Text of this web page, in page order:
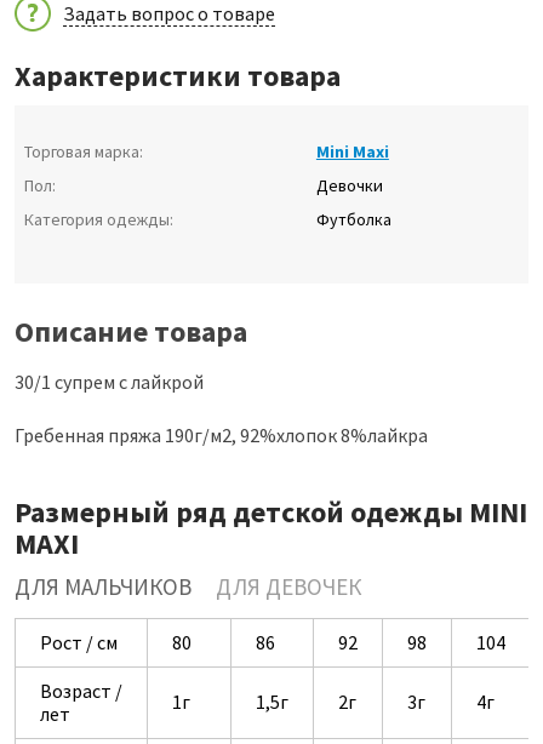
Задать вопрос о товаре
Характеристики товара
Торговая марка:
Mini Maxi
Пол:
Девочки
Категория одежды:
Футболка
Описание товара
30/1 супрем с лайкрой
Гребенная пряжа 190г/м2, 92%хлопок 8%лайкра
Размерный ряд детской одежды MINI
MAXI
ДЛЯ МАЛЬЧИКОВ ДЛЯ ДЕВОЧЕК
Рост / см 80 86 92 98
104
Возраст /
лет
1г 1,5г 2г 3г 4г